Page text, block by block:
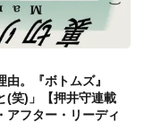
。『ボトムズ』
(笑)」【押井守連載
アフター・リーディ